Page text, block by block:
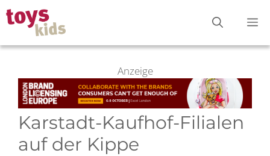
Zum
Inhalt
springen
Anzeige
Karstadt-Kaufhof-Filialen
auf der Kippe